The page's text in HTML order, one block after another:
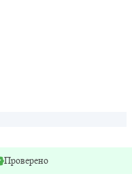
Проверено